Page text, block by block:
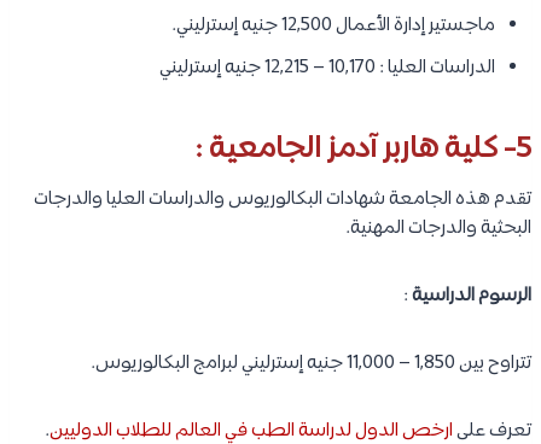
ماجستير إدارة الأعمال 12,500 جنيه إسترليني.
الدراسات العليا : 10,170 – 12,215 جنيه إسترليني
5- كلية هاربر آدمز الجامعية :
تقدم هذه الجامعة شهادات البكالوريوس والدراسات العليا والدرجات
البحثية والدرجات المهنية.
الرسوم الدراسية:
تتراوح بين 1,850 – 11,000 جنيه إسترليني لبرامج البكالوريوس.
تعرف علىارخص الدول لدراسة الطب في العالم للطلاب الدوليين.